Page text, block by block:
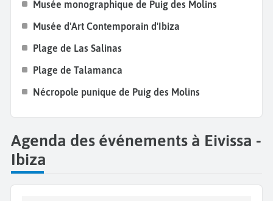
Musée monographique de Puig des Molins
Musée d'Art Contemporain d'Ibiza
Plage de Las Salinas
Plage de Talamanca
Nécropole punique de Puig des Molins
Agenda des événements à Eivissa -
Ibiza